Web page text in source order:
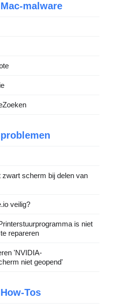
malware
zwart scherm bij delen van
veilig?
is niet
repareren
'NVIDIA-
niet geopend'
Tos